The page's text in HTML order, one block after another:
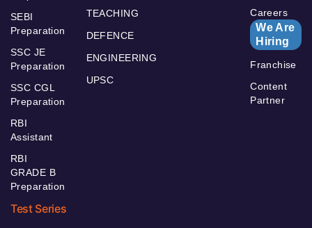
SEBI
Preparation
SSC JE
Preparation
SSC CGL
Preparation
RBI
Assistant
RBI
GRADE B
Preparation
TEACHING
DEFENCE
ENGINEERING
UPSC
Careers
We Are
Hiring
Franchise
Content
Partner
Test Series